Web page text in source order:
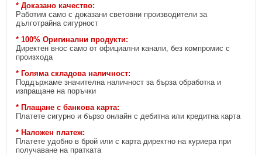
* Доказано качество:
Работим само с доказани световни производители за
дълготрайна сигурност
* 100% Оригинални продукти:
Директен внос само от официални канали, без компромис с
произхода
* Голяма складова наличност:
Поддържаме значителна наличност за бърза обработка и
изпращане на поръчки
* Плащане с банкова карта:
Платете сигурно и бързо онлайн с дебитна или кредитна карта
* Наложен платеж:
Платете удобно в брой или с карта директно на куриера при
получаване на пратката